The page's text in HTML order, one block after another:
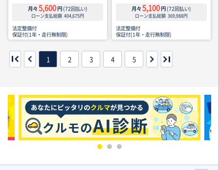
月々 5,600 円 (72回払い)
ローン支払総額 404,675円
法定整備付
保証付(1年・走行無制限)
月々 5,100 円 (72回払い)
ローン支払総額 369,988円
法定整備付
保証付(1年・走行無制限)
1 2 3 4 5